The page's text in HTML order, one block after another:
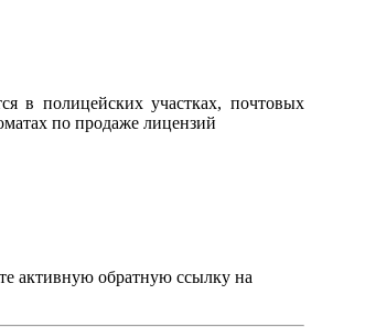
в полицейских участках, почтовых
по продаже лицензий
активную обратную ссылку на